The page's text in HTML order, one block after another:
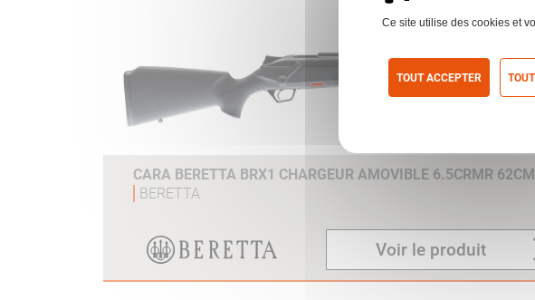
CARA BERETTA BRX1 CHARGEUR AMOVIBLE 6.5CRMR 62CM
BERETTA
Voir le produit
Ce site utilise des cookies et
TOUT ACCEPTER